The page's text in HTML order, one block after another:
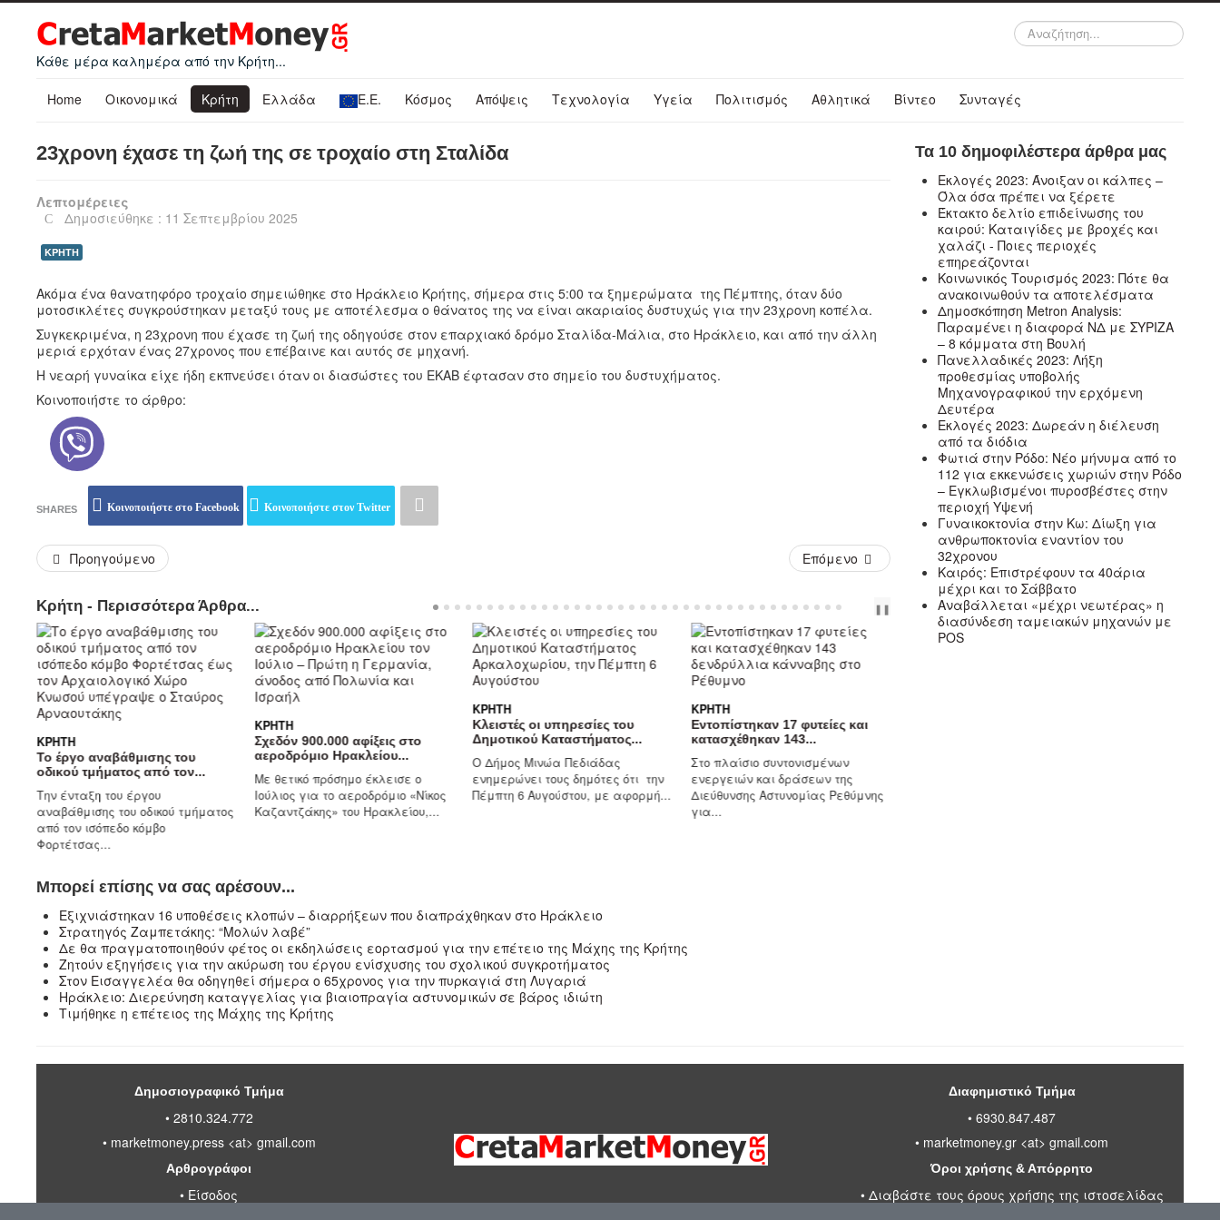
Κάθε μέρα καλημέρα από την Κρήτη...
Αναζήτηση...
Home Οικονομικά Κρήτη Ελλάδα Ε.Ε. Κόσμος Απόψεις Τεχνολογία Υγεία Πολιτισμός Αθλητικά Βίντεο Συνταγές
23χρονη έχασε τη ζωή της σε τροχαίο στη Σταλίδα
Λεπτομέρειες
Δημοσιεύθηκε : 11 Σεπτεμβρίου 2025
ΚΡΗΤΗ
Ακόμα ένα θανατηφόρο τροχαίο σημειώθηκε στο Ηράκλειο Κρήτης, σήμερα στις 5:00 τα ξημερώματα της Πέμπτης, όταν δύο
μοτοσικλέτες συγκρούστηκαν μεταξύ τους με αποτέλεσμα ο θάνατος της να είναι ακαριαίος δυστυχώς για την 23χρονη κοπέλα.
Συγκεκριμένα, η 23χρονη που έχασε τη ζωή της οδηγούσε στον επαρχιακό δρόμο Σταλίδα-Μάλια, στο Ηράκλειο, και από την άλλη
μεριά ερχόταν ένας 27χρονος που επέβαινε και αυτός σε μηχανή.
Η νεαρή γυναίκα είχε ήδη εκπνεύσει όταν οι διασώστες του ΕΚΑΒ έφτασαν στο σημείο του δυστυχήματος.
Κοινοποιήστε το άρθρο:
SHARES Κοινοποιήστε στο Facebook Κοινοποιήστε στον Twitter
Προηγούμενο Επόμενο
Κρήτη - Περισσότερα Άρθρα... PREVNEXT
❚❚
ΚΡΉΤΗ
Το έργο αναβάθμισης του
οδικού τμήματος από τον...
Την ένταξη του έργου
αναβάθμισης του οδικού τμήματος
από τον ισόπεδο κόμβο
Φορτέτσας...
ΚΡΉΤΗ
Σχεδόν 900.000 αφίξεις στο
αεροδρόμιο Ηρακλείου...
Με θετικό πρόσημο έκλεισε ο
Ιούλιος για το αεροδρόμιο «Νίκος
Καζαντζάκης» του Ηρακλείου,...
ΚΡΉΤΗ
Κλειστές οι υπηρεσίες του
Δημοτικού Καταστήματος...
Ο Δήμος Μινώα Πεδιάδας
ενημερώνει τους δημότες ότι την
Πέμπτη 6 Αυγούστου, με αφορμή...
ΚΡΉΤΗ
Εντοπίστηκαν 17 φυτείες και
κατασχέθηκαν 143...
Στο πλαίσιο συντονισμένων
ενεργειών και δράσεων της
Διεύθυνσης Αστυνομίας Ρεθύμνης
για...
Μπορεί επίσης να σας αρέσουν...
Eξιχνιάστηκαν 16 υποθέσεις κλοπών – διαρρήξεων που διαπράχθηκαν στο Ηράκλειο
Στρατηγός Ζαμπετάκης: “Μολών λαβέ”
Δε θα πραγματοποιηθούν φέτος οι εκδηλώσεις εορτασμού για την επέτειο της Μάχης της Κρήτης
Ζητούν εξηγήσεις για την ακύρωση του έργου ενίσχυσης του σχολικού συγκροτήματος
Στον Εισαγγελέα θα οδηγηθεί σήμερα ο 65χρονος για την πυρκαγιά στη Λυγαριά
Ηράκλειο: Διερεύνηση καταγγελίας για βιαιοπραγία αστυνομικών σε βάρος ιδιώτη
Τιμήθηκε η επέτειος της Μάχης της Κρήτης
Τα 10 δημοφιλέστερα άρθρα μας
Εκλογές 2023: Άνοιξαν οι κάλπες –
Όλα όσα πρέπει να ξέρετε
Έκτακτο δελτίο επιδείνωσης του
καιρού: Καταιγίδες με βροχές και
χαλάζι - Ποιες περιοχές
επηρεάζονται
Κοινωνικός Τουρισμός 2023: Πότε θα
ανακοινωθούν τα αποτελέσματα
Δημοσκόπηση Metron Analysis:
Παραμένει η διαφορά ΝΔ με ΣΥΡΙΖΑ
– 8 κόμματα στη Βουλή
Πανελλαδικές 2023: Λήξη
προθεσμίας υποβολής
Μηχανογραφικού την ερχόμενη
Δευτέρα
Εκλογές 2023: Δωρεάν η διέλευση
από τα διόδια
Φωτιά στην Ρόδο: Νέο μήνυμα από το
112 για εκκενώσεις χωριών στην Ρόδο
– Εγκλωβισμένοι πυροσβέστες στην
περιοχή Υψενή
Γυναικοκτονία στην Κω: Δίωξη για
ανθρωποκτονία εναντίον του
32χρονου
Καιρός: Επιστρέφουν τα 40άρια
μέχρι και το Σάββατο
Αναβάλλεται «μέχρι νεωτέρας» η
διασύνδεση ταμειακών μηχανών με
POS
Δημοσιογραφικό Τμήμα
• 2810.324.772
• marketmoney.press <at> gmail.com
Αρθρογράφοι
• Είσοδος
Διαφημιστικό Τμήμα
• 6930.847.487
• marketmoney.gr <at> gmail.com
Όροι χρήσης & Απόρρητο
• Διαβάστε τους όρους χρήσης της ιστοσελίδας